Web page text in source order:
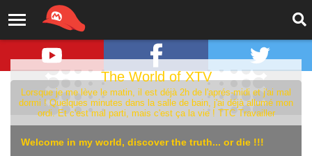
The World of XTV
Lorsque je me lève le matin, il est déjà 2h de l'aprés-midi et j'ai mal
dormi ! Quelques minutes dans la salle de bain, j'ai déjà allumé mon
ordi. Et c'est mal parti, mais c'est ça la vie ! TTC Travailler
Welcome in my world, discover the truth... or die !!!